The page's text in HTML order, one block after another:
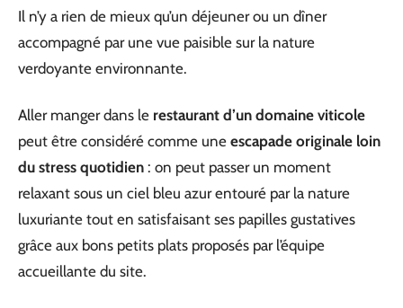
Il n’y a rien de mieux qu’un déjeuner ou un dîner
accompagné par une vue paisible sur la nature
verdoyante environnante.
Aller manger dans le restaurant d’un domaine viticole
peut être considéré comme une escapade originale loin
du stress quotidien : on peut passer un moment
relaxant sous un ciel bleu azur entouré par la nature
luxuriante tout en satisfaisant ses papilles gustatives
grâce aux bons petits plats proposés par l’équipe
accueillante du site.